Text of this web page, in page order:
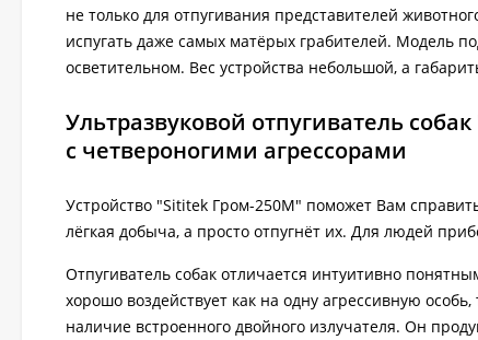
не только для отпугивания представителей
испугать даже самых матёрых грабителей. Модель
осветительном. Вес устройства небольшой, а
Ультразвуковой отпугиватель
с четвероногими агрессорами
Устройство "Sititek Гром-250М" поможет Вам
лёгкая добыча, а просто отпугнёт их. Для людей
Отпугиватель собак отличается интуитивно
хорошо воздействует как на одну агрессивную
наличие встроенного двойного излучателя. Он